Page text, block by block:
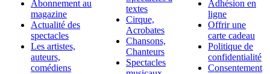
Abonnement au
magazine
Actualité des
spectacles
Les artistes,
auteurs,
comédiens
textes
Cirque,
Acrobates
Chansons,
Chanteurs
Spectacles
Adhésion en
ligne
Offrir une
carte cadeau
Politique de
confidentialité
Consentement